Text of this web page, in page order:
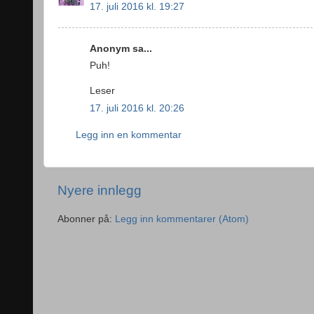
17. juli 2016 kl. 19:27
Anonym sa...
Puh!
Leser
17. juli 2016 kl. 20:26
Legg inn en kommentar
Nyere innlegg
Abonner på: Legg inn kommentarer (Atom)